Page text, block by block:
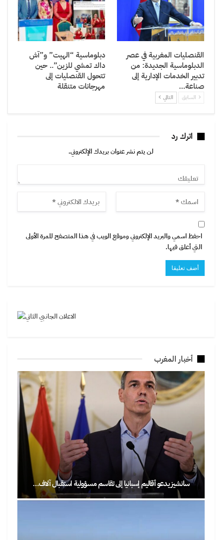
القنصليات المغربية في عصر
الدبلوماسية الجديدة: من
تدبير الخدمات الإدارية إلى
صناعة…
دبلوماسية “الهيت” و”آش
داك تمشي للزين”.. حين
تتحول القنصليات إلى
مهرجانات متنقلة
السابق التالي
اترك رد
لن يتم نشر عنوان بريدك الإلكتروني.
احفظ اسمي والبريد الإلكتروني وموقع الويب في هذا المتصفح للمرة الأولى
التي أعلق فيها.
أخبار المغرب
سانشيز يدعو أقاليم إسبانيا إلى تقاسم مسؤولية استقبال آلاف…